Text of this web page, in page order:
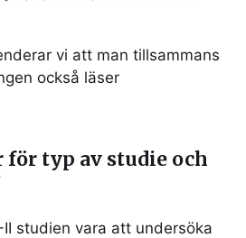
vi att man tillsammans
också läser
för typ av studie och
studien vara att undersöka